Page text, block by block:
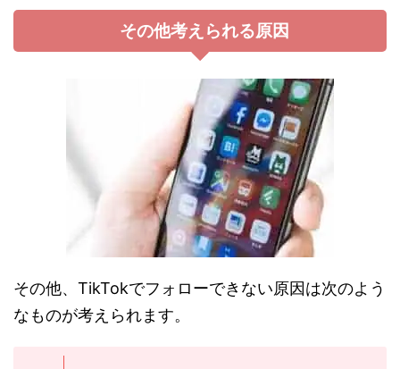
その他考えられる原因
その他、TikTokでフォローできない原因は次のよう
なものが考えられます。